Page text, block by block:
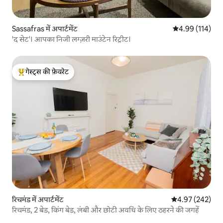
Sassafras में अपार्टमेंट औसत रेटिंग 5 में से
4.99 (114)
'द सेट'। आपका निजी लग्ज़री माउंटेन रिट्रीट।
गेस्ट्स का टॉप फ़ेवरेट
गेस्ट्स की फ़ेवरेट
रिचमंड में अपार्टमेंट औसत रेटिंग 5 में से
4.97 (242)
रिचमंड, 2 बेड, किंग बेड, लंबी और छोटी अवधि के लिए ठहरने की जगहें